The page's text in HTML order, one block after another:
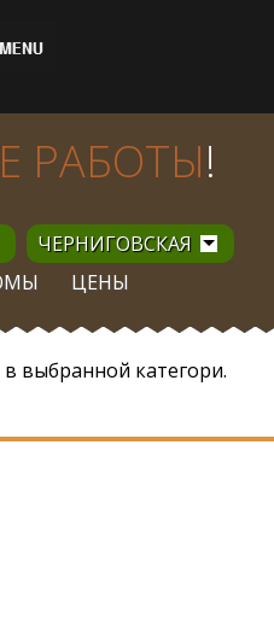
РАБОТЫ!
ЧЕРНИГОВСКАЯ
ЦЕНЫ
выбранной категори.